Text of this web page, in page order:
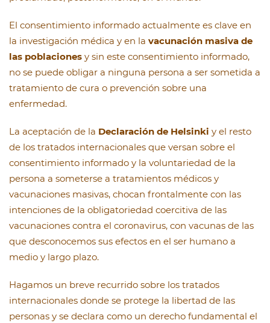
El consentimiento informado actualmente es clave en
la investigación médica y en la vacunación masiva de
las poblaciones y sin este consentimiento informado,
no se puede obligar a ninguna persona a ser sometida a
tratamiento de cura o prevención sobre una
enfermedad.
La aceptación de la Declaración de Helsinki y el resto
de los tratados internacionales que versan sobre el
consentimiento informado y la voluntariedad de la
persona a someterse a tratamientos médicos y
vacunaciones masivas, chocan frontalmente con las
intenciones de la obligatoriedad coercitiva de las
vacunaciones contra el coronavirus, con vacunas de las
que desconocemos sus efectos en el ser humano a
medio y largo plazo.
Hagamos un breve recurrido sobre los tratados
internacionales donde se protege la libertad de las
personas y se declara como un derecho fundamental el